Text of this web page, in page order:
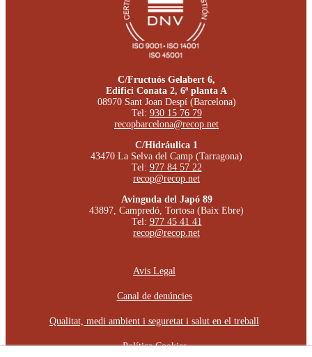
C/Fructuós Gelabert 6,
Edifici Conata 2, 6ª planta A
08970 Sant Joan Despí (Barcelona)
Tel: 930 15 76 79
recopbarcelona@recop.net
C/Hidráulica 1
43470 La Selva del Camp (Tarragona)
Tel: 977 84 57 22
recop@recop.net
Avinguda del Japó 89
43897, Campredó, Tortosa (Baix Ebre)
Tel: 977 45 41 41
recop@recop.net
Avis Legal
Canal de denúncies
Qualitat, medi ambient i seguretat i salut en el treball
Política Cookies